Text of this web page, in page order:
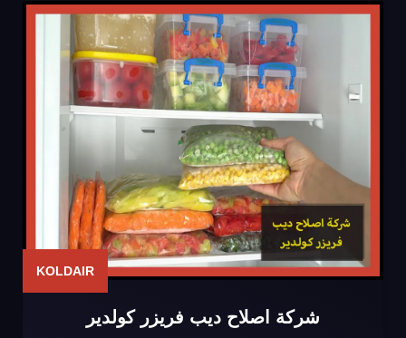
KOLDAIR
شركة اصلاح ديب فريزر كولدير